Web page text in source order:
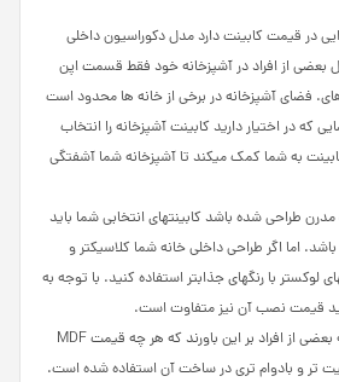
در قیمت کابینت دارد مدل دکوراسیون داخلی
بعضی از افراد در آشپزخانه خود فقط قسمت اپن
فضای آشپزخانه در برخی از خانه­ ها محدود است
که در اختیار دارید کابینت آشپزخانه را انتخاب
به شما کمک می­کند تا آشپزخانه شما آشفتگی
طراحی شده باشد کابینت­های انتخابی شما باید
اما اگر طراحی داخلی خانه شما کلاسیک­تر و
لوکس­تر با رنگ­های جذاب­تر استفاده کنید. با توجه به
قیمت نصب آن نیز متفاوت است.
یک مشکل بزرگ این است که بعضی از افراد بر این باورند که هر چه قیمت MDF
تر و بادوام­ تری در ساخت آن استفاده شده است.